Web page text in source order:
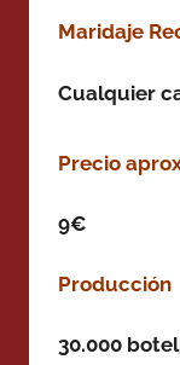
Maridaje
Cualquier
Precio
9€
Producción
30.000